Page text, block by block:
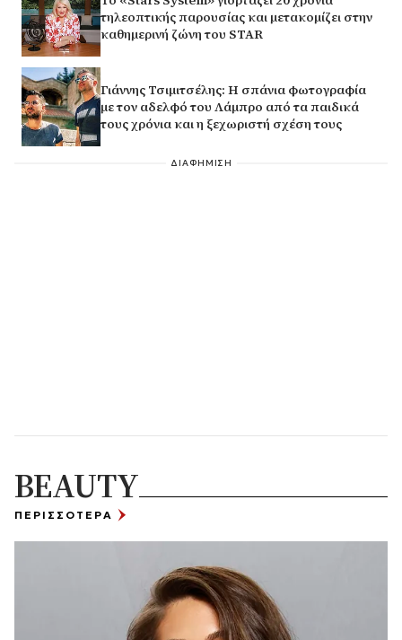
τηλεοπτικής παρουσίας και μετακομίζει στην
καθημερινή ζώνη του STAR
Γιάννης Τσιμιτσέλης: Η σπάνια φωτογραφία
με τον αδελφό του Λάμπρο από τα παιδικά
τους χρόνια και η ξεχωριστή σχέση τους
ΔΙΑΦΗΜΙΣΗ
BEAUTY
ΠΕΡΙΣΣΟΤΕΡΑ